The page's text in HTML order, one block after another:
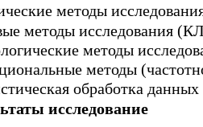
методы
методы исследования
методы
методы
обработка данных
исследование